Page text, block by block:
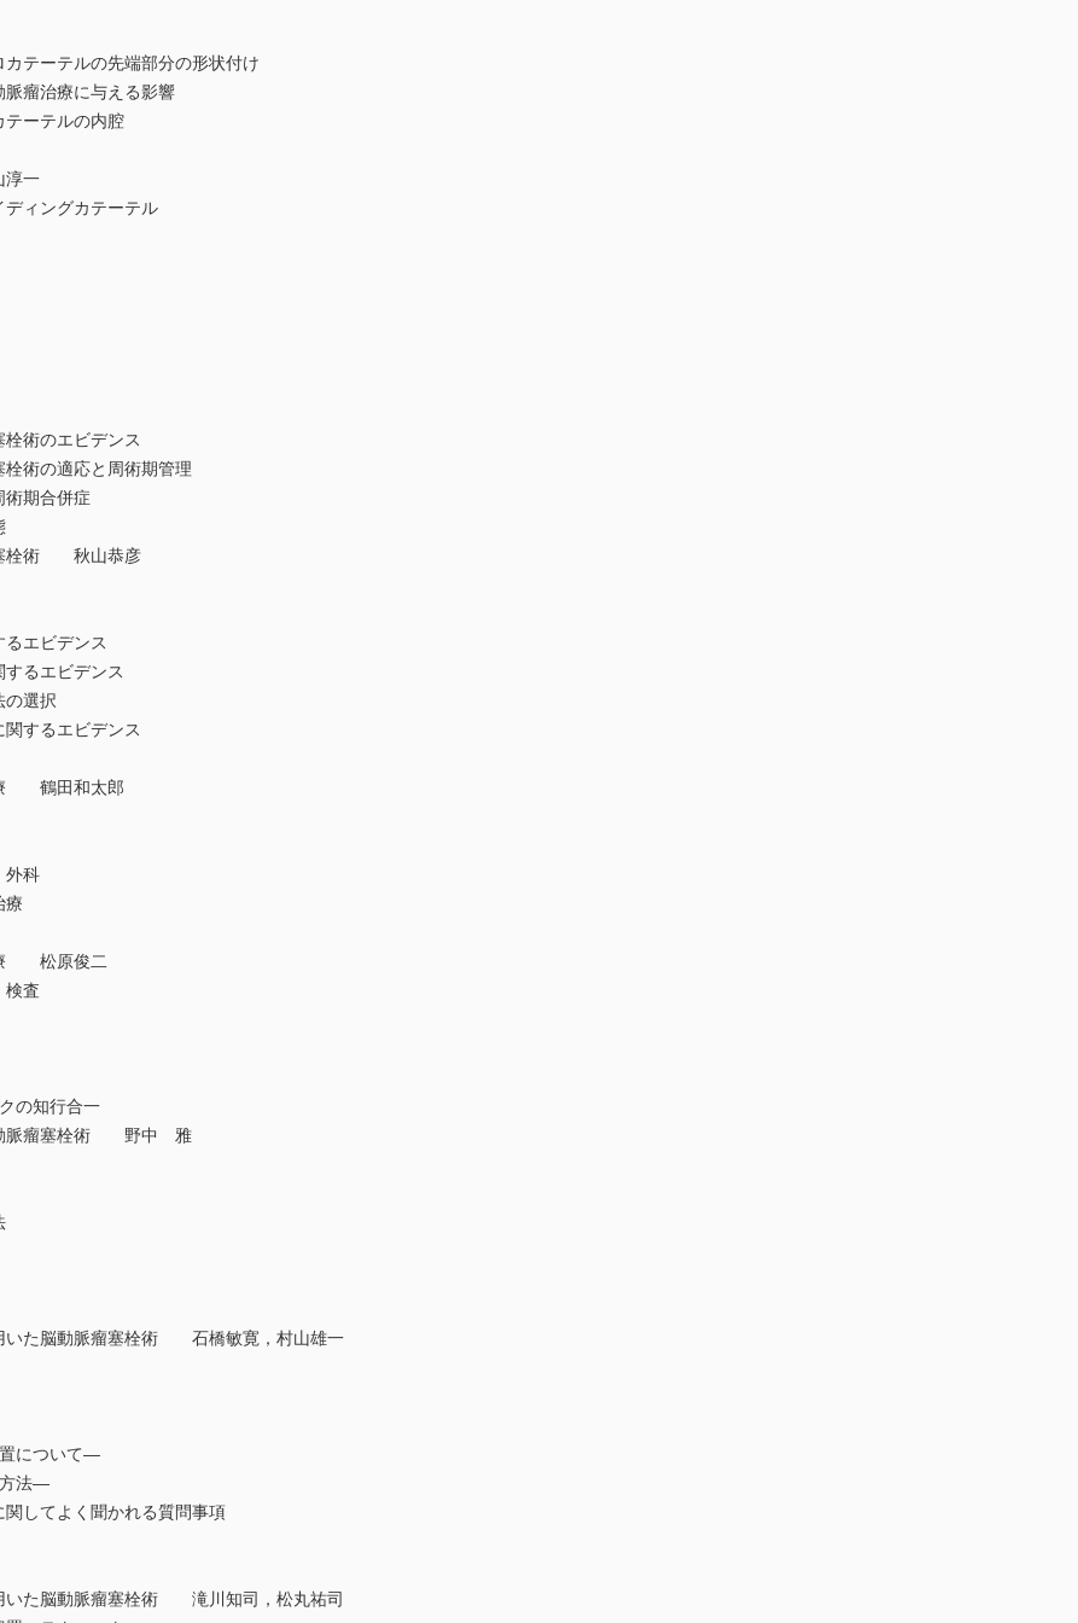
テーテルの先端部分の形状付け
瘤治療に与える影響
ーテルの内腔
一
ィングカテーテル
術のエビデンス
術の適応と周術期管理
期合併症
栓術 秋山恭彦
エビデンス
るエビデンス
選択
するエビデンス
療 鶴田和太郎
：外科
療
療 松原俊二
査
の知行合一
動脈瘤塞栓術 野中 雅
いた脳動脈瘤塞栓術 石橋敏寛，村山雄一
について—
法—
してよく聞かれる質問事項
いた脳動脈瘤塞栓術 滝川知司，松丸祐司